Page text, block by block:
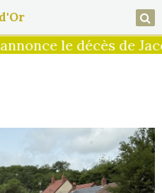
le décès de